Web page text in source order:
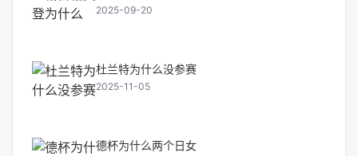
2025-09-20
杜兰特为什么没参赛
2025-11-05
德杯为什么两个日女